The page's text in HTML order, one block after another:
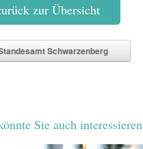
zur Übersicht
Schwarzenberg
Sie auch interessieren